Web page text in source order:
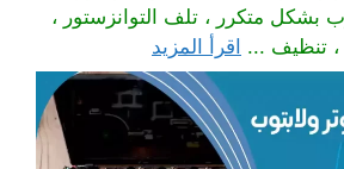
بشكل متكرر ، تلف التوانزستور ،
، تنظيف ... اقرأ المزيد